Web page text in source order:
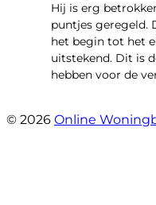
Hij is erg
puntjes geregeld.
het begin tot het
uitstekend. Dit is
hebben voor de
© 2026 Online